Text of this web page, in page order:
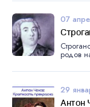
07
родов
29
Антон